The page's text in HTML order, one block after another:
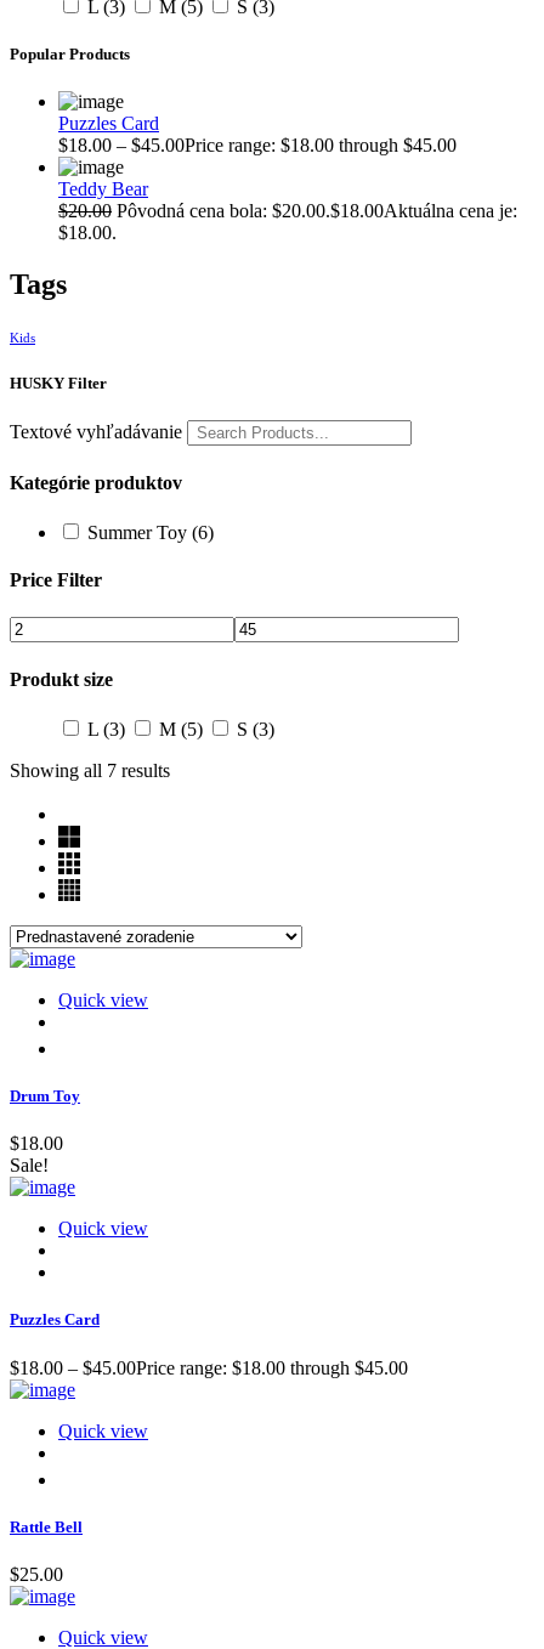
L (3) M (5) S (3)
Popular Products
Puzzles Card
$18.00 – $45.00Price range: $18.00 through $45.00
Teddy Bear
$20.00 Pôvodná cena bola: $20.00.$18.00Aktuálna cena je:
$18.00.
Tags
Kids
HUSKY Filter
Textové vyhľadávanie
Kategórie produktov
Summer Toy (6)
Price Filter
Produkt size
L (3) M (5) S (3)
Showing all 7 results
Quick view
Drum Toy
$18.00
Sale!
Quick view
Puzzles Card
$18.00 – $45.00Price range: $18.00 through $45.00
Quick view
Rattle Bell
$25.00
Quick view